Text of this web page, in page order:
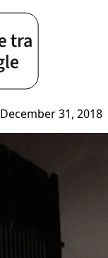
December 31, 2018